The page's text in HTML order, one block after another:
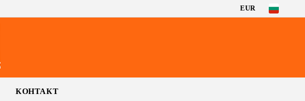
EUR
КОНТАКТ